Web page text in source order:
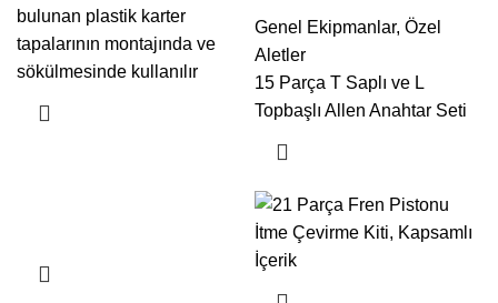
bulunan plastik karter
tapalarının montajında ve
sökülmesinde kullanılır
Genel Ekipmanlar, Özel
Aletler
15 Parça T Saplı ve L
Topbaşlı Allen Anahtar Seti